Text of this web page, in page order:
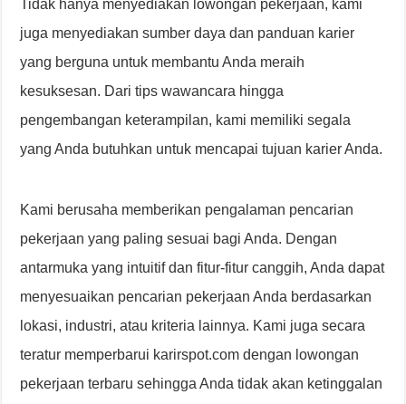
Tidak hanya menyediakan lowongan pekerjaan, kami
juga menyediakan sumber daya dan panduan karier
yang berguna untuk membantu Anda meraih
kesuksesan. Dari tips wawancara hingga
pengembangan keterampilan, kami memiliki segala
yang Anda butuhkan untuk mencapai tujuan karier Anda.
Kami berusaha memberikan pengalaman pencarian
pekerjaan yang paling sesuai bagi Anda. Dengan
antarmuka yang intuitif dan fitur-fitur canggih, Anda dapat
menyesuaikan pencarian pekerjaan Anda berdasarkan
lokasi, industri, atau kriteria lainnya. Kami juga secara
teratur memperbarui karirspot.com dengan lowongan
pekerjaan terbaru sehingga Anda tidak akan ketinggalan